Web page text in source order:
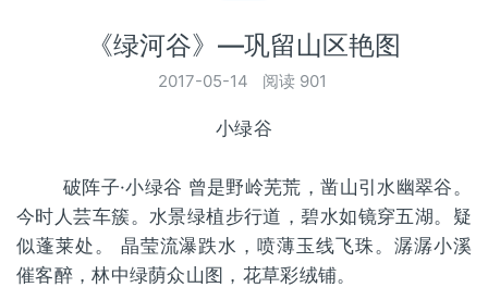
《绿河谷》—巩留山区艳图
2017-05-14 阅读 901
小绿谷
破阵子·小绿谷 曾是野岭芜荒，凿山引水幽翠谷。
今时人芸车簇。水景绿植步行道，碧水如镜穿五湖。疑
似蓬莱处。 晶莹流瀑跌水，喷薄玉线飞珠。潺潺小溪
催客醉，林中绿荫众山图，花草彩绒铺。